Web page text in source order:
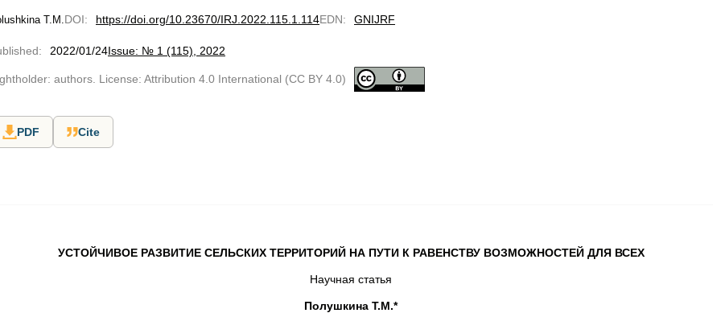
T.M. DOI: https://doi.org/10.23670/IRJ.2022.115.1.114EDN: GNIJRF
: 2022/01/24Issue: № 1 (115), 2022
authors. License: Attribution 4.0 International (CC BY 4.0)
PDF Cite
УСТОЙЧИВОЕ РАЗВИТИЕ СЕЛЬСКИХ ТЕРРИТОРИЙ НА ПУТИ К РАВЕНСТВУ ВОЗМОЖНОСТЕЙ ДЛЯ ВСЕХ
Научная статья
Полушкина Т.М.*